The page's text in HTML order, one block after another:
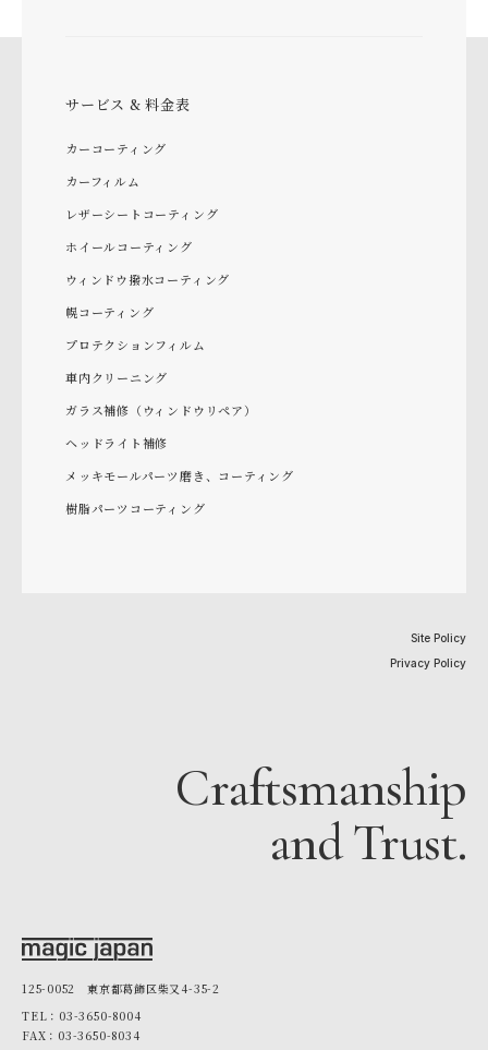
サービス & 料金表
カーコーティング
カーフィルム
レザーシートコーティング
ホイールコーティング
ウィンドウ撥水コーティング
幌コーティング
プロテクションフィルム
車内クリーニング
ガラス補修（ウィンドウリペア）
ヘッドライト補修
メッキモールパーツ磨き、コーティング
樹脂パーツコーティング
Site Policy
Privacy Policy
Craftsmanship
and Trust.
125-0052 東京都葛飾区柴又4-35-2
TEL：03-3650-8004
FAX：03-3650-8034